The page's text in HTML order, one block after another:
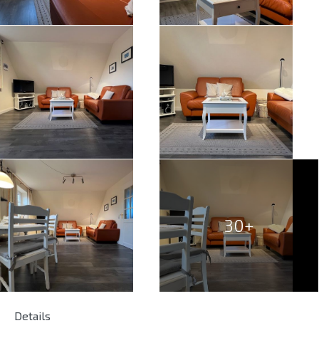
30+
Details